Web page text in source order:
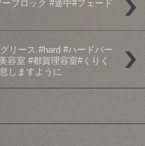
ブロック #途中#フェード
リース.#hard #ハードパー
容室 #都賀理容室#くりく
しますように